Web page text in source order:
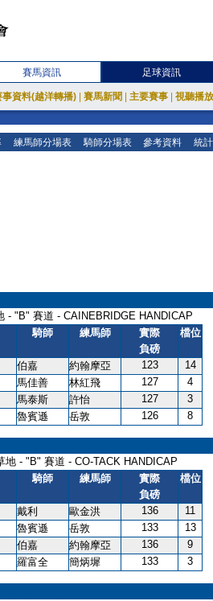
賽馬資訊 足球資訊
事資料(越洋轉播) 賽馬新聞 主要賽事 視聽播
練馬師分場表 騎師分場表 參考資料 統
- "B" 賽道 - CAINEBRIDGE HANDICAP
騎師 練馬師
實際
負磅
檔位
伯嘉 約翰摩亞 123
14
馬佳善 林紅飛 127
4
馬泰斯 許怡 127
3
魯賓遜 岳敦 126 8
地 - "B" 賽道 - CO-TACK HANDICAP
騎師 練馬師
實際
負磅
檔位
戴利 歐金洪 136
11
魯賓遜 岳敦 133
13
伯嘉 約翰摩亞 136
9
羅富全 簡炳墀 133 3